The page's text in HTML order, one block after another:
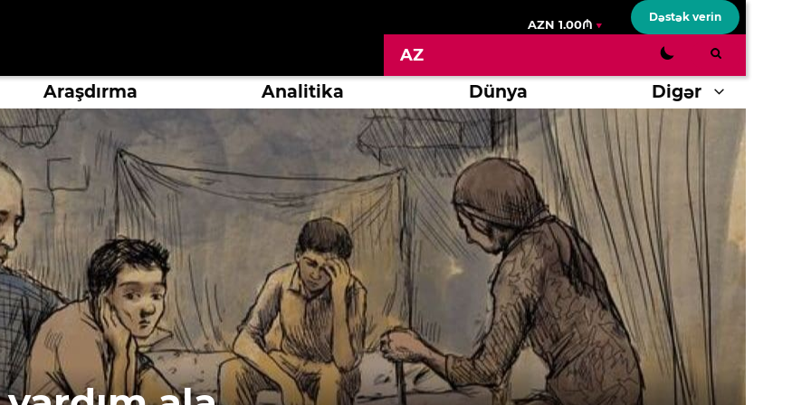
AZN 1.00₼
Dəstək verin
AZ
Araşdırma Analitika Dünya Digər